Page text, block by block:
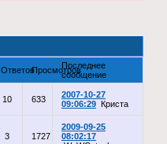
ОтветовПросмотровПоследнее
сообщение
10 633
2007-10-27
09:06:29 Криста
3 1727
2009-09-25
08:02:17